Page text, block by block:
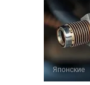
Японские